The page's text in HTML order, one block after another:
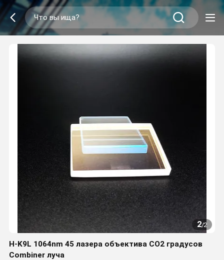
2/2
H-K9L 1064nm 45 лазера объектива СО2 градусов
Combiner луча